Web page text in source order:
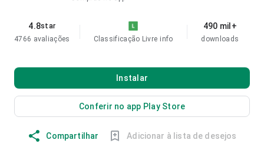
4.8star
4766 avaliações
Classificação Livre info
490 mil+
downloads
Instalar
Conferir no app Play Store
Compartilhar Adicionar à lista de desejos